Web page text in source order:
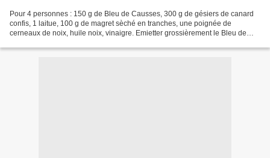
Pour 4 personnes : 150 g de Bleu de Causses, 300 g de gésiers de canard
confis, 1 laitue, 100 g de magret sèché en tranches, une poignée de
cerneaux de noix, huile noix, vinaigre. Emietter grossièrement le Bleu de